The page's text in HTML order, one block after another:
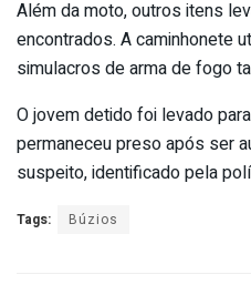
Além da moto, outros itens
encontrados. A caminhonete
simulacros de arma de fogo
O jovem detido foi levado
permaneceu preso após ser
suspeito, identificado pela
Tags: Búzios